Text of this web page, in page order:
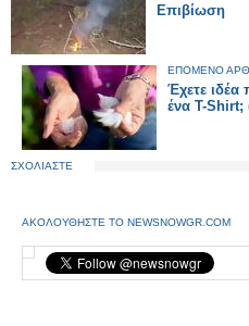
Επιβίωση
ΕΠΟΜΕΝΟ
Έχετε ιδέα
ένα T-Shirt;
ΣΧΟΛΙΑΣΤΕ
ΑΚΟΛΟΥΘΗΣΤΕ ΤΟ NEWSNOWGR.COM